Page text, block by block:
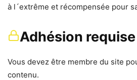
à l´extrême et récompensée pour
Adhésion requise
Vous devez être membre du site
contenu.